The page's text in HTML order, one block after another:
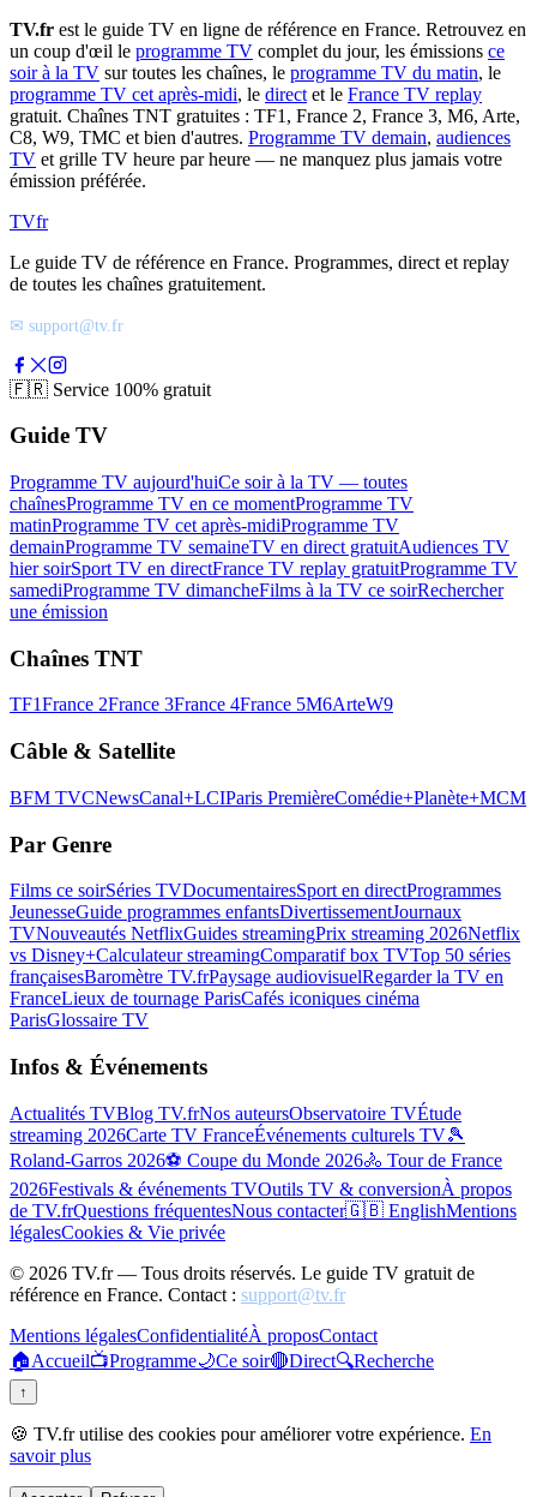
TV.fr est le guide TV en ligne de référence en France. Retrouvez en
un coup d'œil le programme TV complet du jour, les émissions ce
soir à la TV sur toutes les chaînes, le programme TV du matin, le
programme TV cet après-midi, le direct et le France TV replay
gratuit. Chaînes TNT gratuites : TF1, France 2, France 3, M6, Arte,
C8, W9, TMC et bien d'autres. Programme TV demain, audiences
TV et grille TV heure par heure — ne manquez plus jamais votre
émission préférée.
TVfr
Le guide TV de référence en France. Programmes, direct et replay
de toutes les chaînes gratuitement.
✉ support@tv.fr
🇫🇷 Service 100% gratuit
Guide TV
Programme TV aujourd'huiCe soir à la TV — toutes
chaînesProgramme TV en ce momentProgramme TV
matinProgramme TV cet après-midiProgramme TV
demainProgramme TV semaineTV en direct gratuitAudiences TV
hier soirSport TV en directFrance TV replay gratuitProgramme TV
samediProgramme TV dimancheFilms à la TV ce soirRechercher
une émission
Chaînes TNT
TF1France 2France 3France 4France 5M6ArteW9
Câble & Satellite
BFM TVCNewsCanal+LCIParis PremièreComédie+Planète+MCM
Par Genre
Films ce soirSéries TVDocumentairesSport en directProgrammes
JeunesseGuide programmes enfantsDivertissementJournaux
TVNouveautés NetflixGuides streamingPrix streaming 2026Netflix
vs Disney+Calculateur streamingComparatif box TVTop 50 séries
françaisesBaromètre TV.frPaysage audiovisuelRegarder la TV en
FranceLieux de tournage ParisCafés iconiques cinéma
ParisGlossaire TV
Infos & Événements
Actualités TVBlog TV.frNos auteursObservatoire TVÉtude
streaming 2026Carte TV FranceÉvénements culturels TV🎾
Roland-Garros 2026⚽ Coupe du Monde 2026🚴 Tour de France
2026Festivals & événements TVOutils TV & conversionÀ propos
de TV.frQuestions fréquentesNous contacter🇬🇧 EnglishMentions
légalesCookies & Vie privée
© 2026 TV.fr — Tous droits réservés. Le guide TV gratuit de
référence en France. Contact : support@tv.fr
Mentions légalesConfidentialitéÀ proposContact
🏠Accueil📺Programme🌙Ce soir🔴Direct🔍Recherche
↑
🍪 TV.fr utilise des cookies pour améliorer votre expérience. En
savoir plus